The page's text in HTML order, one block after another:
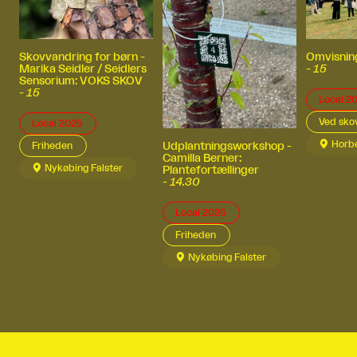
Skovvandring for børn -
Marika Seidler / Seidlers
Sensorium: VOKS SKOV
- 15
Local 2025
Friheden
 Nykøbing Falster
Udplantningsworkshop -
Camilla Berner:
Plantefortællinger
- 14.30
Local 2025
Friheden
 Nykøbing Falster
- 15
Local
Ved
